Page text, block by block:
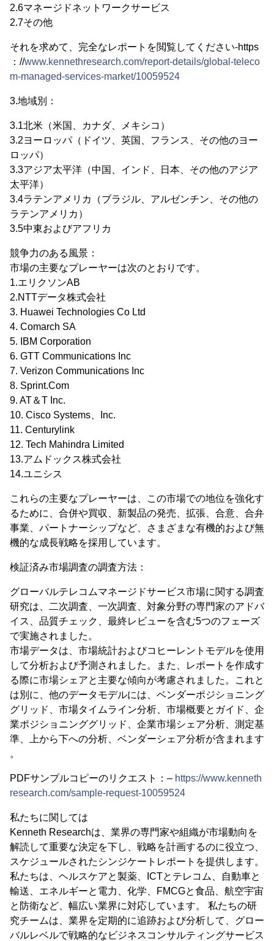
2.6マネージドネットワークサービス
2.7その他
それを求めて、完全なレポートを閲覧してください-https
：//www.kennethresearch.com/report-details/global-teleco
m-managed-services-market/10059524
3.地域別：
3.1北米（米国、カナダ、メキシコ）
3.2ヨーロッパ（ドイツ、英国、フランス、その他のヨー
ロッパ）
3.3アジア太平洋（中国、インド、日本、その他のアジア
太平洋）
3.4ラテンアメリカ（ブラジル、アルゼンチン、その他の
ラテンアメリカ）
3.5中東およびアフリカ
競争力のある風景：
市場の主要なプレーヤーは次のとおりです。
1.エリクソンAB
2.NTTデータ株式会社
3. Huawei Technologies Co Ltd
4. Comarch SA
5. IBM Corporation
6. GTT Communications Inc
7. Verizon Communications Inc
8. Sprint.Com
9. AT＆T Inc.
10. Cisco Systems、Inc.
11. Centurylink
12. Tech Mahindra Limited
13.アムドックス株式会社
14.ユニシス
これらの主要なプレーヤーは、この市場での地位を強化す
るために、合併や買収、新製品の発売、拡張、合意、合弁
事業、パートナーシップなど、さまざまな有機的および無
機的な成長戦略を採用しています。
検証済み市場調査の調査方法：
グローバルテレコムマネージドサービス市場に関する調査
研究は、二次調査、一次調査、対象分野の専門家のアドバ
イス、品質チェック、最終レビューを含む5つのフェーズ
で実施されました。
市場データは、市場統計およびコヒーレントモデルを使用
して分析および予測されました。また、レポートを作成す
る際に市場シェアと主要な傾向が考慮されました。これと
は別に、他のデータモデルには、ベンダーポジショニング
グリッド、市場タイムライン分析、市場概要とガイド、企
業ポジショニンググリッド、企業市場シェア分析、測定基
準、上から下への分析、ベンダーシェア分析が含まれます
。
PDFサンプルコピーのリクエスト：– https://www.kenneth
research.com/sample-request-10059524
私たちに関しては
Kenneth Researchは、業界の専門家や組織が市場動向を
解読して重要な決定を下し、戦略を計画するのに役立つ、
スケジュールされたシンジケートレポートを提供します。
私たちは、ヘルスケアと製薬、ICTとテレコム、自動車と
輸送、エネルギーと電力、化学、FMCGと食品、航空宇宙
と防衛など、幅広い業界に対応しています。 私たちの研
究チームは、業界を定期的に追跡および分析して、グロー
バルレベルで戦略的なビジネスコンサルティングサービス